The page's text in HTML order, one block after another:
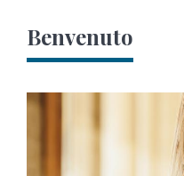
Benvenuto